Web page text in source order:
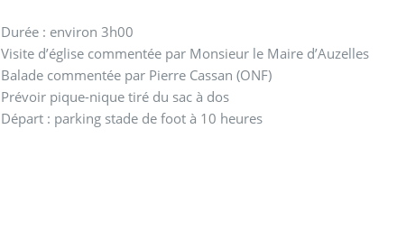
Durée : environ 3h00
Visite d’église commentée par Monsieur le Maire d’Auzelles
Balade commentée par Pierre Cassan (ONF)
Prévoir pique-nique tiré du sac à dos
Départ : parking stade de foot à 10 heures